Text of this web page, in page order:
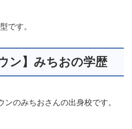
です。
ン】みちおの学歴
ンのみちおさんの出身校です。